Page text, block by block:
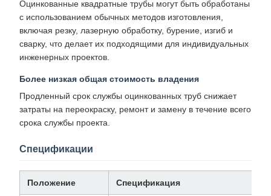
Оцинкованные квадратные трубы могут быть обработаны
с использованием обычных методов изготовления,
включая резку, лазерную обработку, бурение, изгиб и
сварку, что делает их подходящими для индивидуальных
инженерных проектов.
Более низкая общая стоимость владения
Продленный срок службы оцинкованных труб снижает
затраты на переокраску, ремонт и замену в течение всего
срока службы проекта.
Спецификации
Положение Спецификация